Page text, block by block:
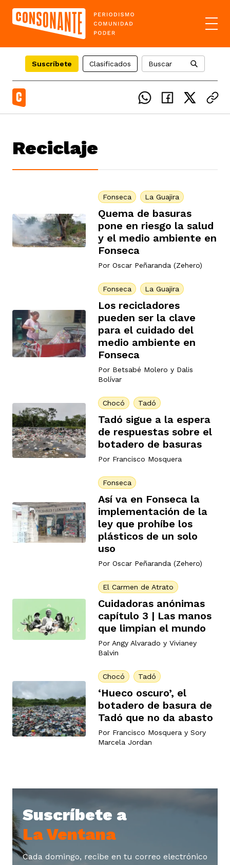
Suscríbete Clasificados Buscar
Reciclaje
Fonseca La Guajira
Quema de basuras
pone en riesgo la salud
y el medio ambiente en
Fonseca
Por Oscar Peñaranda (Zehero)
Fonseca La Guajira
Los recicladores
pueden ser la clave
para el cuidado del
medio ambiente en
Fonseca
Por Betsabé Molero y Dalis
Bolívar
Chocó Tadó
Tadó sigue a la espera
de respuestas sobre el
botadero de basuras
Por Francisco Mosquera
Fonseca
Así va en Fonseca la
implementación de la
ley que prohíbe los
plásticos de un solo
uso
Por Oscar Peñaranda (Zehero)
El Carmen de Atrato
Cuidadoras anónimas
capítulo 3 | Las manos
que limpian el mundo
Por Angy Alvarado y Vivianey
Balvin
Chocó Tadó
‘Hueco oscuro’, el
botadero de basura de
Tadó que no da abasto
Por Francisco Mosquera y Sory
Marcela Jordan
Suscríbete a
La Ventana
Cada domingo, recibe en tu correo electrónico
país
del Caguán
étnicos
2023
Codazzi
de Atrato
Baja
del Cesar
Consonante
fórmula
de estilo
periodistas locales